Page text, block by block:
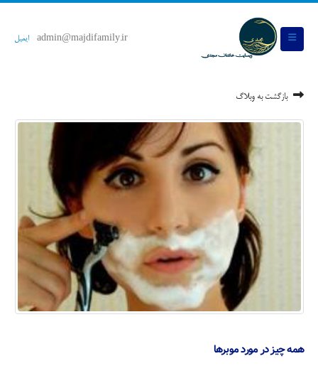
admin@majdifamily.ir ایمیل
بازگشت به وبلاگ
همه چیز در مورد موبرها